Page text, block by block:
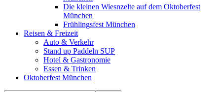
Die kleinen Wiesnzelte auf dem Oktoberfest
München
Frühlingsfest München
Reisen & Freizeit
Auto & Verkehr
Stand up Paddeln SUP
Hotel & Gastronomie
Essen & Trinken
Oktoberfest München